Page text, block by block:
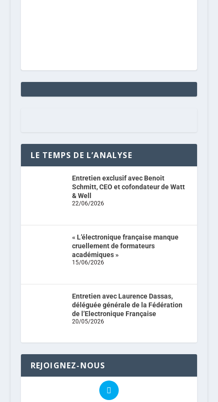
LE TEMPS DE L’ANALYSE
Entretien exclusif avec Benoit
Schmitt, CEO et cofondateur de Watt
& Well
22/06/2026
« L’électronique française manque
cruellement de formateurs
académiques »
15/06/2026
Entretien avec Laurence Dassas,
déléguée générale de la Fédération
de l’Electronique Française
20/05/2026
REJOIGNEZ-NOUS